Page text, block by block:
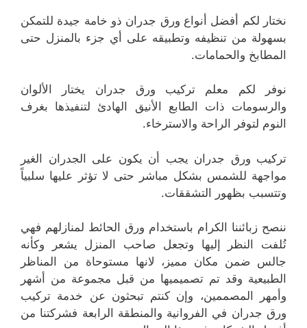
نختار لكم أفضل أنواع ورق جدران ذو خامة جيدة للتمكن
بسهولة من تنظيفه وتطبيقه على أي جزء بالمنزل حتى
المطابخ والحمامات.
نوفر لكم معلم تركيب ورق جدران يختار الألوان
والرسومات ذات الطابع الأنيق الهادئ لتنفيذها بغرف
النوم لتوفر الراحة والاسترخاء.
تركيب ورق جدران يجب أن يكون على الجدران الغير
مواجهة للشمس بشكل مباشر حتى لا تؤثر عليها سلبياً
وتتسبب بظهور التشققات.
ننصح زبائننا الكرام باستخدام ورق الحائط لمنازلهم فهي
تُلفت النظر إليها وتجعل صاحب المنزل يشعر وكأنه
جالس ضمن مكان مميز، لانها مستوحاة من المناظر
الطبيعية وقد تم تصميميها من قبل مجموعة من أشهر
وأمهر المصممين، وإن كنتم تبحثون عن خدمة تركيب
ورق جدران في الفروانية والمنطقة الرابعة فشركتنا من